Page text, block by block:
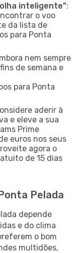
inteligente”:
o voo
da lista de
para Ponta
nem sempre
de semana e
para Ponta
aderir à
e eleve a sua
Prime
euros nos seus
agora o
de 15 dias
Pelada
depende
e do clima
o bom
multidões,